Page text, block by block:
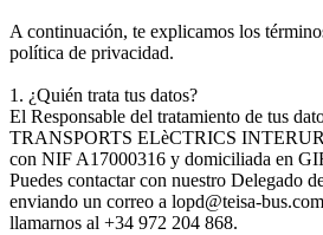
A continuación, te explicamos los
política de privacidad.
1. ¿Quién trata tus datos?
El Responsable del tratamiento de tus
TRANSPORTS ELèCTRICS
con NIF A17000316 y domiciliada en
Puedes contactar con nuestro Delegado
enviando un correo a lopd@teisa-
llamarnos al +34 972 204 868.